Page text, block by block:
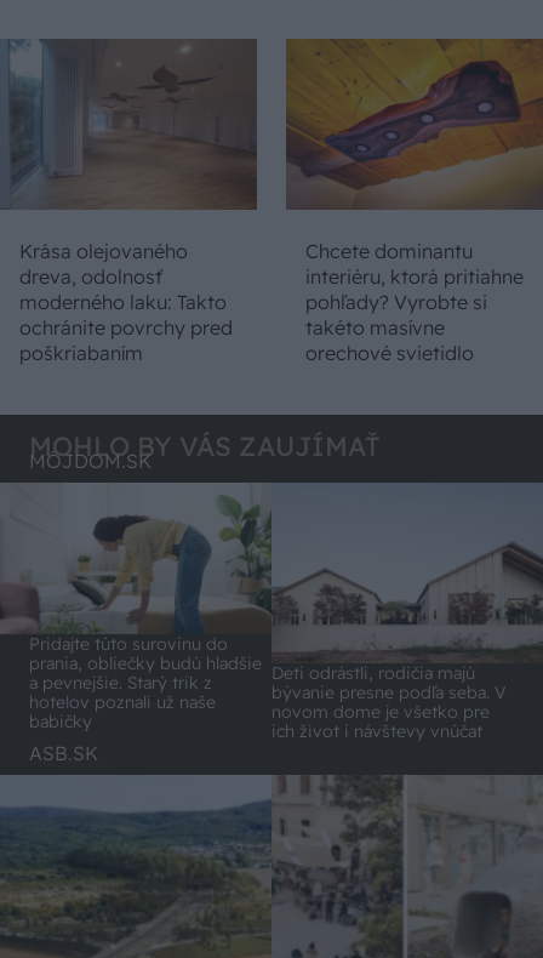
Krása olejovaného
dreva, odolnosť
moderného laku: Takto
ochránite povrchy pred
poškriabaním
Chcete dominantu
interiéru, ktorá pritiahne
pohľady? Vyrobte si
takéto masívne
orechové svietidlo
MOHLO BY VÁS ZAUJÍMAŤ
MÔJDOM.SK
Pridajte túto surovinu do
prania, obliečky budú hladšie
a pevnejšie. Starý trik z
hotelov poznali už naše
babičky
Deti odrástli, rodičia majú
bývanie presne podľa seba. V
novom dome je všetko pre
ich život i návštevy vnúčat
ASB.SK